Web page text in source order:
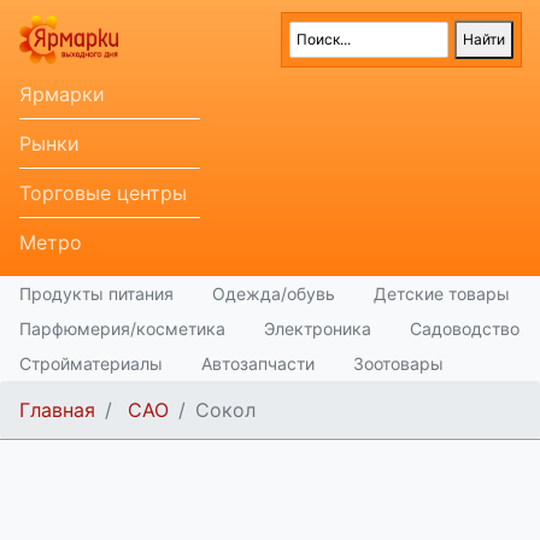
Ярмарки
Рынки
Торговые центры
Метро
Продукты питания Одежда/обувь
Детские товары
Парфюмерия/косметика
Электроника
Садоводство
Стройматериалы
Автозапчасти Зоотовары
Главная САО Сокол